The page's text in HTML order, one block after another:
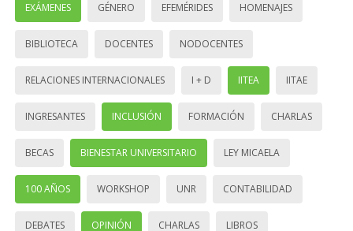
EXÁMENES GÉNERO EFEMÉRIDES HOMENAJES
BIBLIOTECA DOCENTES NODOCENTES
RELACIONES INTERNACIONALES I + D IITEA IITAE
INGRESANTES INCLUSIÓN FORMACIÓN CHARLAS
BECAS BIENESTAR UNIVERSITARIO LEY MICAELA
100 AÑOS WORKSHOP UNR CONTABILIDAD
DEBATES OPINIÓN CHARLAS LIBROS